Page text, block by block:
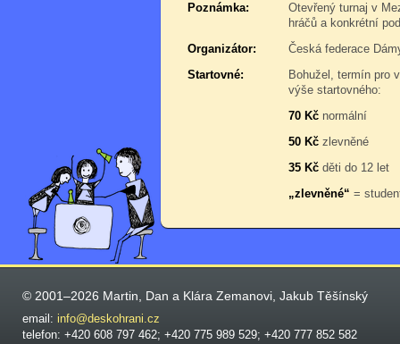
Poznámka:
Otevřený turnaj v
hráčů a konkrétní
Organizátor:
Česká federace
Startovné:
Bohužel, termín pro
výše startovného:
70 Kč normální
50 Kč zlevněné
35 Kč děti do 12 let
„zlevněné“ =
© 2001–2026 Martin, Dan a Klára Zemanovi, Jakub Těšínský
email: info@deskohrani.cz
telefon: +420 608 797 462; +420 775 989 529; +420 777 852 582